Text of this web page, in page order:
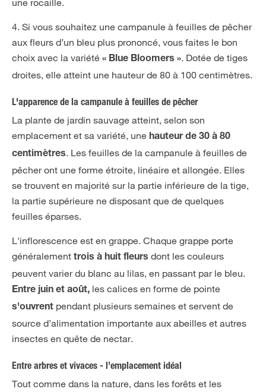
4. Si vous souhaitez une campanule à feuilles de pêcher
aux fleurs d’un bleu plus prononcé, vous faites le bon
choix avec la variété « Blue Bloomers ». Dotée de tiges
droites, elle atteint une hauteur de 80 à 100 centimètres.
L'apparence de la campanule à feuilles de pêcher
La plante de jardin sauvage atteint, selon son
emplacement et sa variété, une hauteur de 30 à 80
centimètres. Les feuilles de la campanule à feuilles de
pêcher ont une forme étroite, linéaire et allongée. Elles
se trouvent en majorité sur la partie inférieure de la tige,
la partie supérieure ne disposant que de quelques
feuilles éparses.
L'inflorescence est en grappe. Chaque grappe porte
généralement trois à huit fleurs dont les couleurs
peuvent varier du blanc au lilas, en passant par le bleu.
Entre juin et août, les calices en forme de pointe
s'ouvrent pendant plusieurs semaines et servent de
source d’alimentation importante aux abeilles et autres
insectes en quête de nectar.
Entre arbres et vivaces - l’emplacement idéal
Tout comme dans la nature, dans les forêts et les